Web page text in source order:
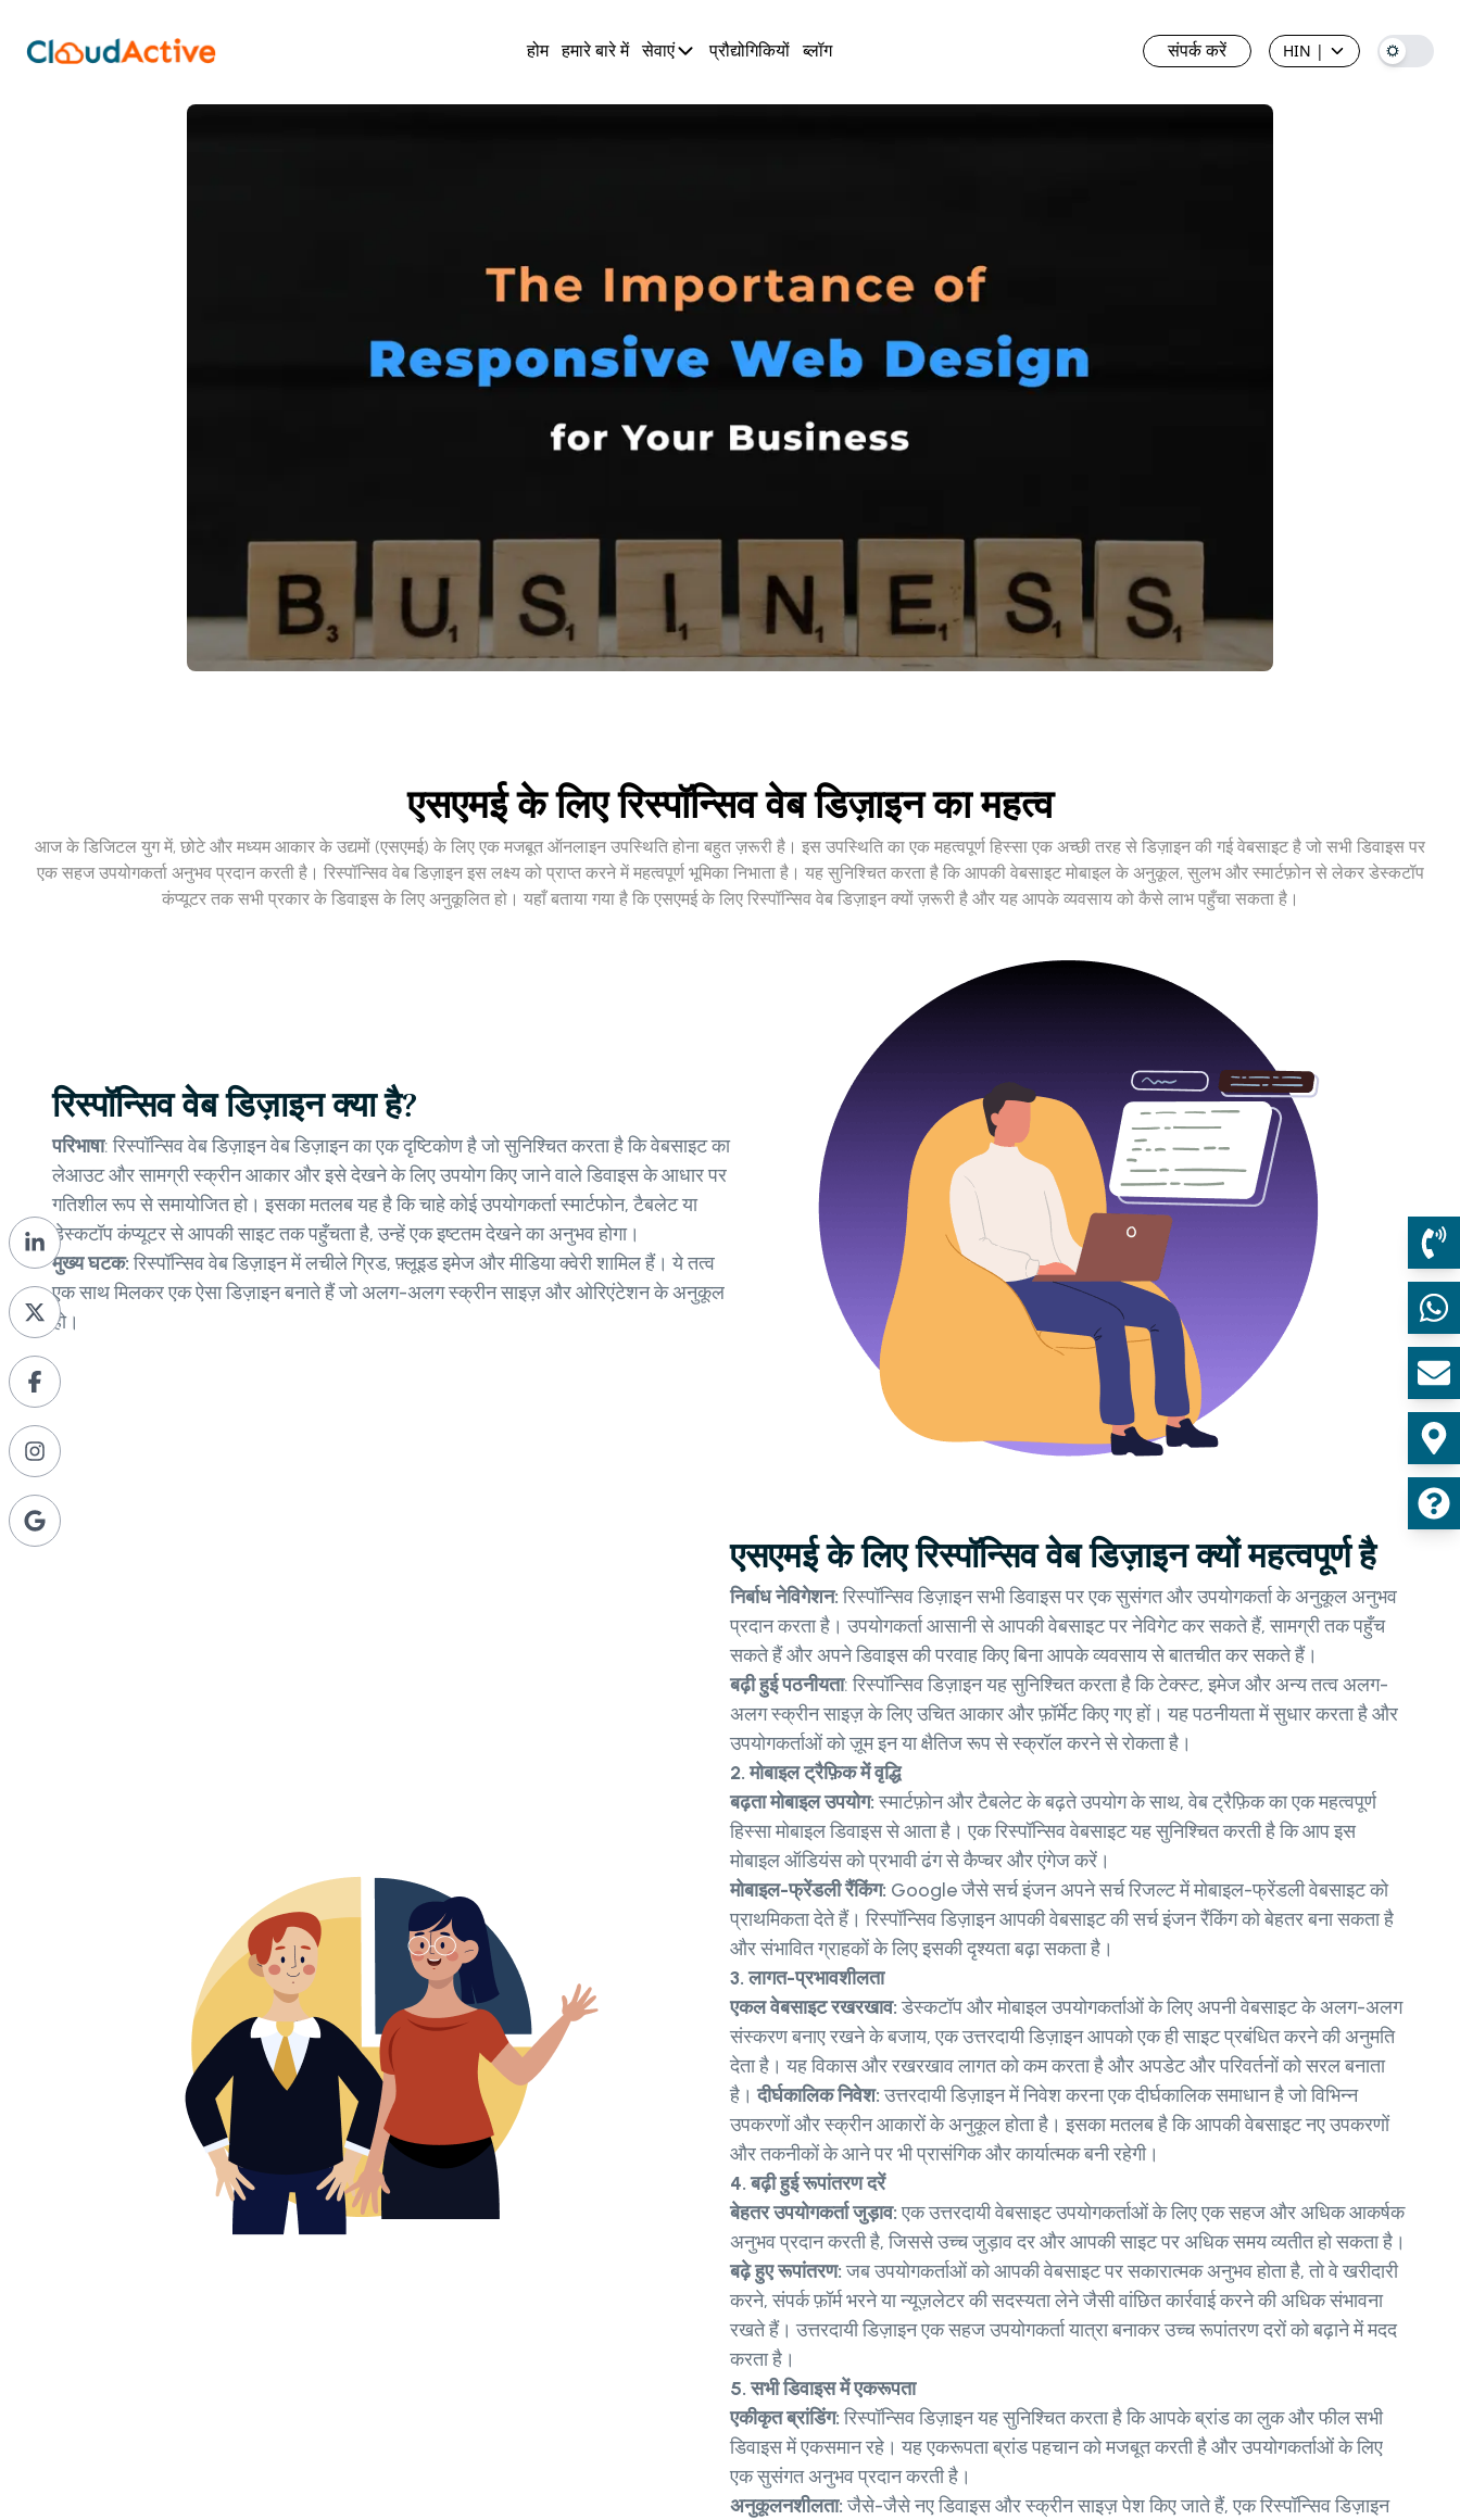
होम हमारे बारे में सेवाएं प्रौद्योगिकियों ब्लॉग संपर्क करें HIN |
एसएमई के लिए रिस्पॉन्सिव वेब डिज़ाइन का महत्व
आज के डिजिटल युग में, छोटे और मध्यम आकार के उद्यमों (एसएमई) के लिए एक मजबूत ऑनलाइन उपस्थिति होना बहुत ज़रूरी है। इस उपस्थिति का एक महत्वपूर्ण हिस्सा एक अच्छी तरह से डिज़ाइन की गई वेबसाइट है जो सभी डिवाइस पर
एक सहज उपयोगकर्ता अनुभव प्रदान करती है। रिस्पॉन्सिव वेब डिज़ाइन इस लक्ष्य को प्राप्त करने में महत्वपूर्ण भूमिका निभाता है। यह सुनिश्चित करता है कि आपकी वेबसाइट मोबाइल के अनुकूल, सुलभ और स्मार्टफ़ोन से लेकर डेस्कटॉप
कंप्यूटर तक सभी प्रकार के डिवाइस के लिए अनुकूलित हो। यहाँ बताया गया है कि एसएमई के लिए रिस्पॉन्सिव वेब डिज़ाइन क्यों ज़रूरी है और यह आपके व्यवसाय को कैसे लाभ पहुँचा सकता है।
रिस्पॉन्सिव वेब डिज़ाइन क्या है?
परिभाषा: रिस्पॉन्सिव वेब डिज़ाइन वेब डिज़ाइन का एक दृष्टिकोण है जो सुनिश्चित करता है कि वेबसाइट का
लेआउट और सामग्री स्क्रीन आकार और इसे देखने के लिए उपयोग किए जाने वाले डिवाइस के आधार पर
गतिशील रूप से समायोजित हो। इसका मतलब यह है कि चाहे कोई उपयोगकर्ता स्मार्टफोन, टैबलेट या
डेस्कटॉप कंप्यूटर से आपकी साइट तक पहुँचता है, उन्हें एक इष्टतम देखने का अनुभव होगा।
मुख्य घटक:रिस्पॉन्सिव वेब डिज़ाइन में लचीले ग्रिड, फ़्लूइड इमेज और मीडिया क्वेरी शामिल हैं। ये तत्व
एक साथ मिलकर एक ऐसा डिज़ाइन बनाते हैं जो अलग-अलग स्क्रीन साइज़ और ओरिएंटेशन के अनुकूल
हो।
एसएमई के लिए रिस्पॉन्सिव वेब डिज़ाइन क्यों महत्वपूर्ण है
निर्बाध नेविगेशन:रिस्पॉन्सिव डिज़ाइन सभी डिवाइस पर एक सुसंगत और उपयोगकर्ता के अनुकूल अनुभव
प्रदान करता है। उपयोगकर्ता आसानी से आपकी वेबसाइट पर नेविगेट कर सकते हैं, सामग्री तक पहुँच
सकते हैं और अपने डिवाइस की परवाह किए बिना आपके व्यवसाय से बातचीत कर सकते हैं।
बढ़ी हुई पठनीयता: रिस्पॉन्सिव डिज़ाइन यह सुनिश्चित करता है कि टेक्स्ट, इमेज और अन्य तत्व अलग-
अलग स्क्रीन साइज़ के लिए उचित आकार और फ़ॉर्मेट किए गए हों। यह पठनीयता में सुधार करता है और
उपयोगकर्ताओं को ज़ूम इन या क्षैतिज रूप से स्क्रॉल करने से रोकता है।
2. मोबाइल ट्रैफ़िक में वृद्धि
बढ़ता मोबाइल उपयोग:स्मार्टफ़ोन और टैबलेट के बढ़ते उपयोग के साथ, वेब ट्रैफ़िक का एक महत्वपूर्ण
हिस्सा मोबाइल डिवाइस से आता है। एक रिस्पॉन्सिव वेबसाइट यह सुनिश्चित करती है कि आप इस
मोबाइल ऑडियंस को प्रभावी ढंग से कैप्चर और एंगेज करें।
मोबाइल-फ्रेंडली रैंकिंग: Google जैसे सर्च इंजन अपने सर्च रिजल्ट में मोबाइल-फ्रेंडली वेबसाइट को
प्राथमिकता देते हैं। रिस्पॉन्सिव डिज़ाइन आपकी वेबसाइट की सर्च इंजन रैंकिंग को बेहतर बना सकता है
और संभावित ग्राहकों के लिए इसकी दृश्यता बढ़ा सकता है।
3. लागत-प्रभावशीलता
एकल वेबसाइट रखरखाव:डेस्कटॉप और मोबाइल उपयोगकर्ताओं के लिए अपनी वेबसाइट के अलग-अलग
संस्करण बनाए रखने के बजाय, एक उत्तरदायी डिज़ाइन आपको एक ही साइट प्रबंधित करने की अनुमति
देता है। यह विकास और रखरखाव लागत को कम करता है और अपडेट और परिवर्तनों को सरल बनाता
है।दीर्घकालिक निवेश:उत्तरदायी डिज़ाइन में निवेश करना एक दीर्घकालिक समाधान है जो विभिन्न
उपकरणों और स्क्रीन आकारों के अनुकूल होता है। इसका मतलब है कि आपकी वेबसाइट नए उपकरणों
और तकनीकों के आने पर भी प्रासंगिक और कार्यात्मक बनी रहेगी।
4. बढ़ी हुई रूपांतरण दरें
बेहतर उपयोगकर्ता जुड़ाव:एक उत्तरदायी वेबसाइट उपयोगकर्ताओं के लिए एक सहज और अधिक आकर्षक
अनुभव प्रदान करती है, जिससे उच्च जुड़ाव दर और आपकी साइट पर अधिक समय व्यतीत हो सकता है।
बढ़े हुए रूपांतरण:जब उपयोगकर्ताओं को आपकी वेबसाइट पर सकारात्मक अनुभव होता है, तो वे खरीदारी
करने, संपर्क फ़ॉर्म भरने या न्यूज़लेटर की सदस्यता लेने जैसी वांछित कार्रवाई करने की अधिक संभावना
रखते हैं। उत्तरदायी डिज़ाइन एक सहज उपयोगकर्ता यात्रा बनाकर उच्च रूपांतरण दरों को बढ़ाने में मदद
करता है।
5. सभी डिवाइस में एकरूपता
एकीकृत ब्रांडिंग:रिस्पॉन्सिव डिज़ाइन यह सुनिश्चित करता है कि आपके ब्रांड का लुक और फील सभी
डिवाइस में एकसमान रहे। यह एकरूपता ब्रांड पहचान को मजबूत करती है और उपयोगकर्ताओं के लिए
एक सुसंगत अनुभव प्रदान करती है।
अनुकूलनशीलता:जैसे-जैसे नए डिवाइस और स्क्रीन साइज़ पेश किए जाते हैं, एक रिस्पॉन्सिव डिज़ाइन